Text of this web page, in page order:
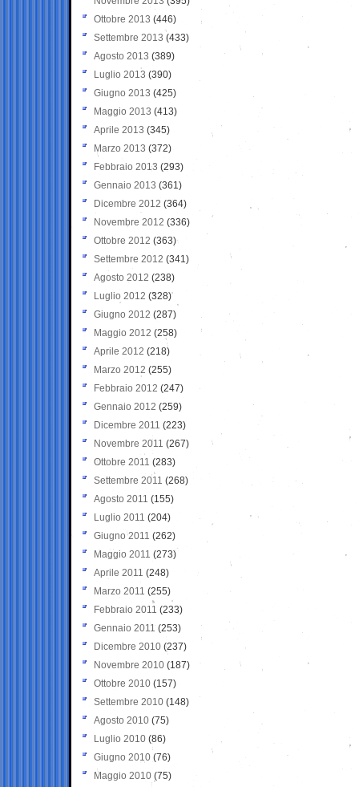
Ottobre 2013 (446)
Settembre 2013 (433)
Agosto 2013 (389)
Luglio 2013 (390)
Giugno 2013 (425)
Maggio 2013 (413)
Aprile 2013 (345)
Marzo 2013 (372)
Febbraio 2013 (293)
Gennaio 2013 (361)
Dicembre 2012 (364)
Novembre 2012 (336)
Ottobre 2012 (363)
Settembre 2012 (341)
Agosto 2012 (238)
Luglio 2012 (328)
Giugno 2012 (287)
Maggio 2012 (258)
Aprile 2012 (218)
Marzo 2012 (255)
Febbraio 2012 (247)
Gennaio 2012 (259)
Dicembre 2011 (223)
Novembre 2011 (267)
Ottobre 2011 (283)
Settembre 2011 (268)
Agosto 2011 (155)
Luglio 2011 (204)
Giugno 2011 (262)
Maggio 2011 (273)
Aprile 2011 (248)
Marzo 2011 (255)
Febbraio 2011 (233)
Gennaio 2011 (253)
Dicembre 2010 (237)
Novembre 2010 (187)
Ottobre 2010 (157)
Settembre 2010 (148)
Agosto 2010 (75)
Luglio 2010 (86)
Giugno 2010 (76)
Maggio 2010 (75)